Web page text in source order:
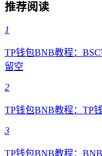
推荐阅读
1
TP钱包BNB教程：
留空
2
TP钱包BNB教程：TP
3
TP钱包BNB教程：